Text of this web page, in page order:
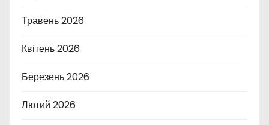
Травень 2026
Квітень 2026
Березень 2026
Лютий 2026